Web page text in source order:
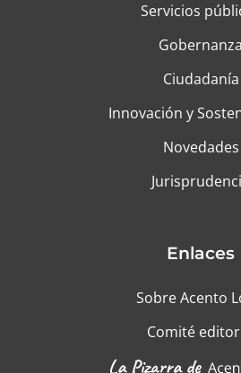
Servicios
Gobernanza
Ciudadanía
Innovación y
Novedades
Enlaces
Sobre Acento
Comité